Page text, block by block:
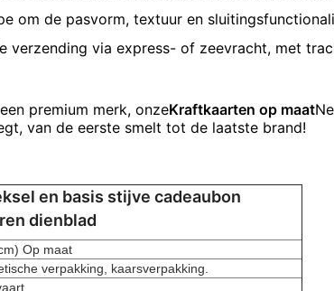
om de pasvorm, textuur en
verzending via express- of zeevracht, met
premium merk, onzeKraftkaarten op maat
van de eerste smelt tot de laatste brand!
en basis stijve cadeaubon
dienblad
Op maat
verpakking, kaarsverpakking.